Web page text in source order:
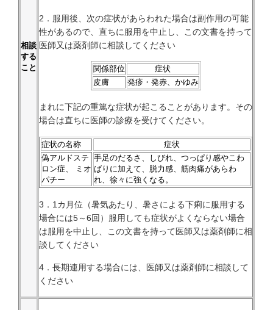
相談
する
こと
2．服用後、次の症状があらわれた場合は副作用の可能
性があるので、直ちに服用を中止し、この文書を持って
医師又は薬剤師に相談してください
関係部位
症状
皮膚
発疹・発赤、かゆみ
まれに下記の重篤な症状が起こることがあります。その
場合は直ちに医師の診療を受けてください。
症状の名称
症状
偽アルドステ
ロン症、 ミオ
パチー
手足のだるさ、しびれ、つっぱり感やこわ
ばりに加えて、脱力感、筋肉痛があらわ
れ、徐々に強くなる。
3．1カ月位（暑気あたり、暑さによる下痢に服用する
場合には5～6回）服用しても症状がよくならない場合
は服用を中止し、この文書を持って医師又は薬剤師に相
談してください
4．長期連用する場合には、医師又は薬剤師に相談して
ください